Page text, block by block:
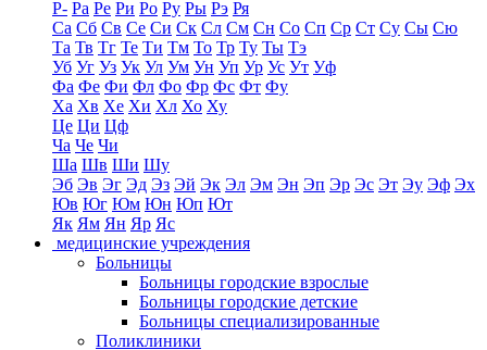
Р- Ра Ре Ри Ро Ру Ры Рэ Ря
Са Сб Св Се Си Ск Сл См Сн Со Сп Ср Ст Су Сы Сю
Та Тв Тг Те Ти Тм То Тр Ту Ты Тэ
Уб Уг Уз Ук Ул Ум Ун Уп Ур Ус Ут Уф
Фа Фе Фи Фл Фо Фр Фс Фт Фу
Ха Хв Хе Хи Хл Хо Ху
Це Ци Цф
Ча Че Чи
Ша Шв Ши Шу
Эб Эв Эг Эд Эз Эй Эк Эл Эм Эн Эп Эр Эс Эт Эу Эф Эх
Юв Юг Юм Юн Юп Ют
Як Ям Ян Яр Яс
медицинские учреждения
Больницы
Больницы городские взрослые
Больницы городские детские
Больницы специализированные
Поликлиники